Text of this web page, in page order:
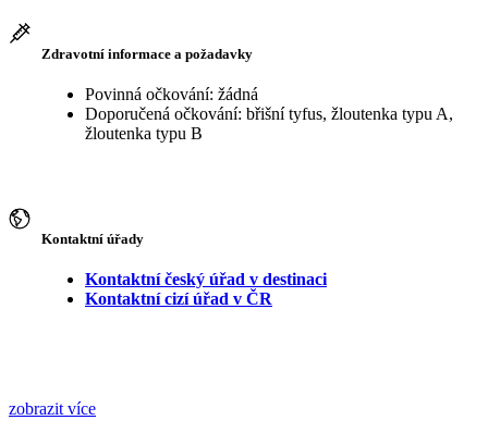
Zdravotní informace a požadavky
Povinná očkování: žádná
Doporučená očkování: břišní tyfus, žloutenka typu A,
žloutenka typu B
Kontaktní úřady
Kontaktní český úřad v destinaci
Kontaktní cizí úřad v ČR
zobrazit více